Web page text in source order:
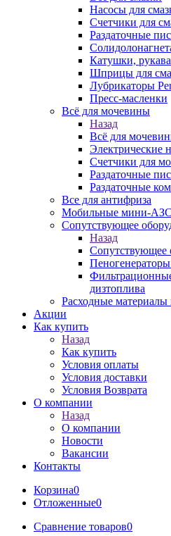
Насосы для
Счетчики для
Раздаточные
Катушки,
Шприцы для
Лубрикаторы
Пресс-масленки
Всё для мочевины
Назад
Всё для
Электрические
Счетчики для
Раздаточные
Раздаточные
Все для антифриза
Мобильные мини-АЗС
Сопутствующее
Назад
Сопутствующее
дизтоплива
Расходные материалы
Акции
Как купить
Назад
Как купить
Условия оплаты
Условия доставки
Условия Возврата
О компании
Назад
О компании
Новости
Вакансии
Контакты
Корзина0
Отложенные0
Сравнение товаров0